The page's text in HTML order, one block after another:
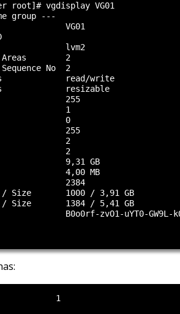
root]# vgdisplay VG01
group ---
VG01
lvm2
2
No  2
read/write
resizable
255
1
0
255
2
2
9,31 GB
4,00 MB
2384
Size       1000 / 3,91 GB
Size       1384 / 5,41 GB
B0o0rf-zvO1-uYT0-GW9L-
1